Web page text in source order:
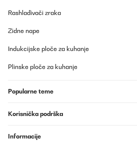
Rashlađivači zraka
Zidne nape
Indukcijske ploče za kuhanje
Plinske ploče za kuhanje
Popularne teme
Korisnička podrška
Informacije